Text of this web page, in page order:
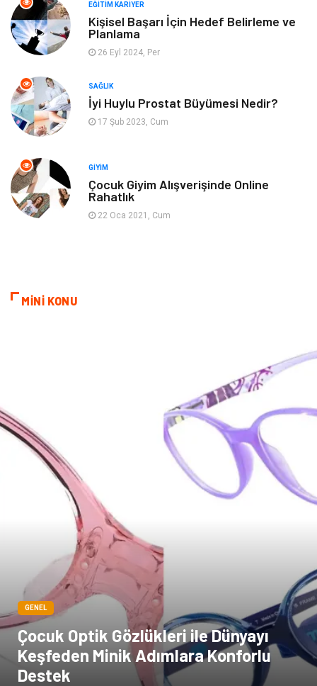
Spor Müzik
Ev işleri
Cam
Sigorta Spor Malzemeleri
Bebek Giyim
Kına Gecesi
EĞITIM KARIYER
Kişisel Başarı İçin Hedef Belirleme ve
Planlama
26 Eyl 2024, Per
SAĞLIK
İyi Huylu Prostat Büyümesi Nedir?
17 Şub 2023, Cum
GIYIM
Çocuk Giyim Alışverişinde Online
Rahatlık
22 Oca 2021, Cum
MİNİ KONU
GENEL
Çocuk Optik Gözlükleri ile Dünyayı
Keşfeden Minik Adımlara Konforlu
Destek